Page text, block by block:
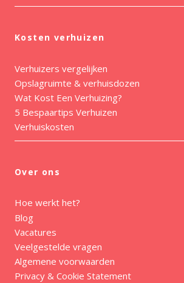
Kosten verhuizen
Verhuizers vergelijken
Opslagruimte & verhuisdozen
Wat Kost Een Verhuizing?
5 Bespaartips Verhuizen
Verhuiskosten
Over ons
Hoe werkt het?
Blog
Vacatures
Veelgestelde vragen
Algemene voorwaarden
Privacy & Cookie Statement